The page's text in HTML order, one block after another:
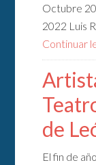
Octubre
2022 Luis
Continuar
de
El fin de